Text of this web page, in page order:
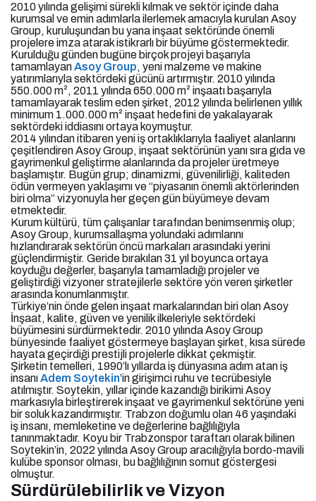
2010 yılında gelişimi sürekli kılmak ve sektör içinde daha
kurumsal ve emin adımlarla ilerlemek amacıyla kurulan Asoy
Group, kuruluşundan bu yana inşaat sektöründe önemli
projelere imza atarak istikrarlı bir büyüme göstermektedir.
Kurulduğu günden bugüne birçok projeyi başarıyla
tamamlayanAsoy Group, yeni malzeme ve makine
yatırımlarıyla sektördeki gücünü artırmıştır. 2010 yılında
550.000 m², 2011 yılında 650.000 m² inşaatı başarıyla
tamamlayarak teslim eden şirket, 2012 yılında belirlenen yıllık
minimum 1.000.000 m² inşaat hedefini de yakalayarak
sektördeki iddiasını ortaya koymuştur.
2014 yılından itibaren yeni iş ortaklıklarıyla faaliyet alanlarını
çeşitlendiren Asoy Group, inşaat sektörünün yanı sıra gıda ve
gayrimenkul geliştirme alanlarında da projeler üretmeye
başlamıştır. Bugün grup; dinamizmi, güvenilirliği, kaliteden
ödün vermeyen yaklaşımı ve “piyasanın önemli aktörlerinden
biri olma” vizyonuyla her geçen gün büyümeye devam
etmektedir.
Kurum kültürü, tüm çalışanlar tarafından benimsenmiş olup;
Asoy Group, kurumsallaşma yolundaki adımlarını
hızlandırarak sektörün öncü markaları arasındaki yerini
güçlendirmiştir. Geride bırakılan 31 yıl boyunca ortaya
koyduğu değerler, başarıyla tamamladığı projeler ve
geliştirdiği vizyoner stratejilerle sektöre yön veren şirketler
arasında konumlanmıştır.
Türkiye’nin önde gelen inşaat markalarından biri olan Asoy
İnşaat, kalite, güven ve yenilik ilkeleriyle sektördeki
büyümesini sürdürmektedir. 2010 yılında Asoy Group
bünyesinde faaliyet göstermeye başlayan şirket, kısa sürede
hayata geçirdiği prestijli projelerle dikkat çekmiştir.
Şirketin temelleri, 1990’lı yıllarda iş dünyasına adım atan iş
insanıAdem Soytekin’in girişimci ruhu ve tecrübesiyle
atılmıştır. Soytekin, yıllar içinde kazandığı birikimi Asoy
markasıyla birleştirerek inşaat ve gayrimenkul sektörüne yeni
bir soluk kazandırmıştır. Trabzon doğumlu olan 46 yaşındaki
iş insanı, memleketine ve değerlerine bağlılığıyla
tanınmaktadır. Koyu bir Trabzonspor taraftarı olarak bilinen
Soytekin’in, 2022 yılında Asoy Group aracılığıyla bordo-mavili
kulübe sponsor olması, bu bağlılığının somut göstergesi
olmuştur.
Sürdürülebilirlik ve Vizyon